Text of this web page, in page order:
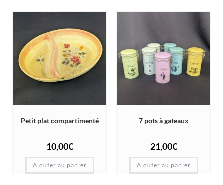
Petit plat compartimenté
10,00€
Ajouter au panier
7 pots à gateaux
21,00€
Ajouter au panier